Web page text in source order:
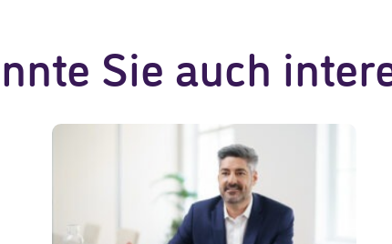
Sie auch